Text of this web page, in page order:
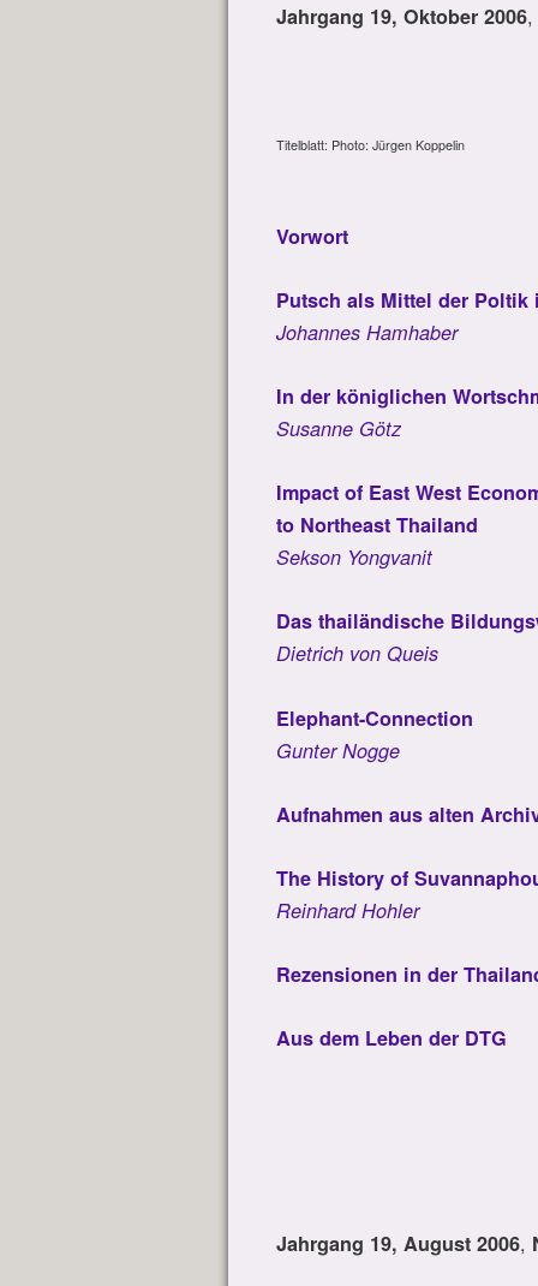
Jahrgang 19, Oktober 2006,
Titelblatt: Photo: Jürgen Koppelin
Vorwort
Putsch als Mittel der Poltik
Johannes Hamhaber
In der königlichen
Susanne Götz
Impact of East West
to Northeast Thailand
Sekson Yongvanit
Das thailändische
Dietrich von Queis
Elephant-Connection
Gunter Nogge
Aufnahmen aus alten
The History of
Reinhard Hohler
Rezensionen in der
Aus dem Leben der DTG
Jahrgang 19, August 2006,